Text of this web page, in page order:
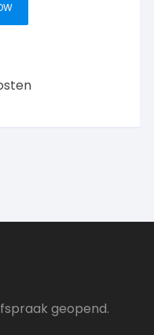
geopend.